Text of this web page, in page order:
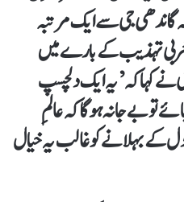
گاندھی جی سے ایک مرتبہ
تہذیب کے بارے میں
نے کہا کہ ’یہ ایک دلچسپ
تو بے جا نہ ہوگا کہ عالمِ
کے بہلانے کو غالب یہ خیال